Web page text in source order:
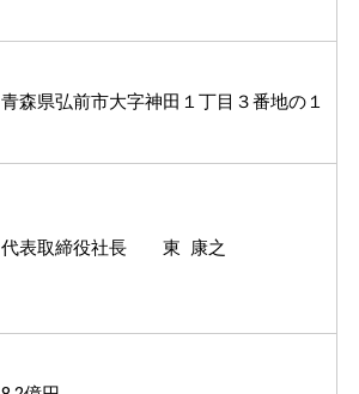
青森県弘前市大字神田１丁目３番地の１
代表取締役社長 東 康之